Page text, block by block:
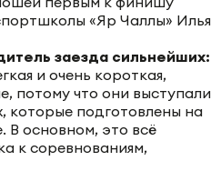
«Яр Чаллы» Илья
заезда сильнейших:
и очень короткая,
потому что они выступали
которые подготовлены на
В основном, это всё
к соревнованиям,